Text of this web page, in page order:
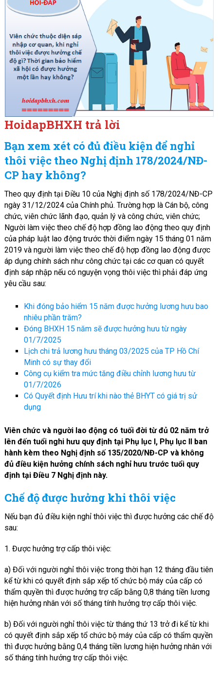
HoidapBHXH trả lời
Bạn xem xét có đủ điều kiện để nghỉ
thôi việc theo Nghị định 178/2024/NĐ-
CP hay không?
Theo quy định tại Điều 10 của Nghị định số 178/2024/NĐ-CP
ngày 31/12/2024 của Chính phủ. Trường hợp là Cán bộ, công
chức, viên chức lãnh đạo, quản lý và công chức, viên chức;
Người làm việc theo chế độ hợp đồng lao động theo quy định
của pháp luật lao động trước thời điểm ngày 15 tháng 01 năm
2019 và người làm việc theo chế độ hợp đồng lao động được
áp dụng chính sách như công chức tại các cơ quan có quyết
định sáp nhập nếu có nguyện vọng thôi việc thì phải đáp ứng
yêu cầu sau:
Khi đóng bảo hiểm 15 năm được hưởng lương hưu bao
nhiêu phần trăm?
Đóng BHXH 15 năm sẽ được hưởng hưu từ ngày
01/7/2025
Lịch chi trả lương hưu tháng 03/2025 của TP Hồ Chí
Minh có sự thay đổi
Công cụ kiểm tra mức tăng điều chỉnh lương hưu từ
01/7/2026
Có Quyết định Hưu trí khi nào thẻ BHYT có giá trị sử
dụng
Viên chức và người lao động có tuối đời từ đủ 02 năm trở
lên đến tuổi nghi hưu quy định tại Phụ lục I, Phụ lục II ban
hành kèm theo Nghị định số 135/2020/NĐ-CP và không
đủ điều kiện hưởng chính sách nghỉ hưu trước tuổi quy
định tại Điều 7 Nghị định này.
Chế độ được hưởng khi thôi việc
Nếu bạn đủ điều kiện nghỉ thôi việc thì được hưởng các chế độ
sau:
1. Được hưởng trợ cấp thôi việc:
a) Đối với người nghỉ thôi việc trong thời hạn 12 tháng đầu tiên
kể từ khi có quyết định sắp xếp tố chức bộ máy của cấp có
thẩm quyền thì được hưởng trợ cấp bằng 0,8 tháng tiền lương
hiện hưởng nhân với số tháng tính hưởng trợ cấp thôi việc.
b) Đối với người nghỉ thôi việc từ tháng thứ 13 trở đi kể từ khi
có quyết định sắp xếp tổ chức bộ máy của cấp có thẩm quyền
thì được hưởng bằng 0,4 tháng tiền lương hiện hưởng nhân với
số tháng tính hưởng trợ cấp thôi việc.